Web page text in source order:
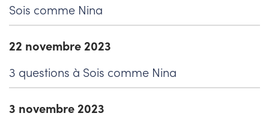
Sois comme Nina
22 novembre 2023
3 questions à Sois comme Nina
3 novembre 2023